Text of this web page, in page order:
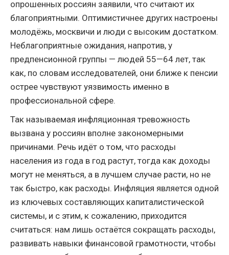
опрошенных россиян заявили, что считают их
благоприятными. Оптимистичнее других настроены
молодёжь, москвичи и люди с высоким достатком.
Неблагоприятные ожидания, напротив, у
предпенсионной группы — людей 55—64 лет, так
как, по словам исследователей, они ближе к пенсии
острее чувствуют уязвимость именно в
профессиональной сфере.
Так называемая инфляционная тревожность
вызвана у россиян вполне закономерными
причинами. Речь идёт о том, что расходы
населения из года в год растут, тогда как доходы
могут не меняться, а в лучшем случае расти, но не
так быстро, как расходы. Инфляция является одной
из ключевых составляющих капиталистической
системы, и с этим, к сожалению, приходится
считаться: нам лишь остаётся сокращать расходы,
развивать навыки финансовой грамотности, чтобы